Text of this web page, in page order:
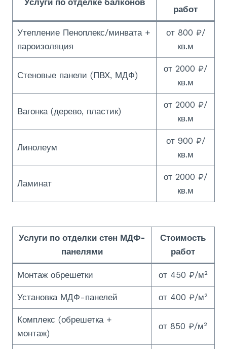
работ
Утепление Пеноплекс/минвата +
пароизоляция
от 800 ₽/
кв.м
Стеновые панели (ПВХ, МДФ)
от 2000 ₽/
кв.м
Вагонка (дерево, пластик)
от 2000 ₽/
кв.м
Линолеум
от 900 ₽/
кв.м
Ламинат
от 2000 ₽/
кв.м
Услуги по отделки стен МДФ-
панелями
Стоимость
работ
Монтаж обрешетки от 450 ₽/м²
Установка МДФ-панелей от 400 ₽/м²
Комплекс (обрешетка +
монтаж)
от 850 ₽/м²